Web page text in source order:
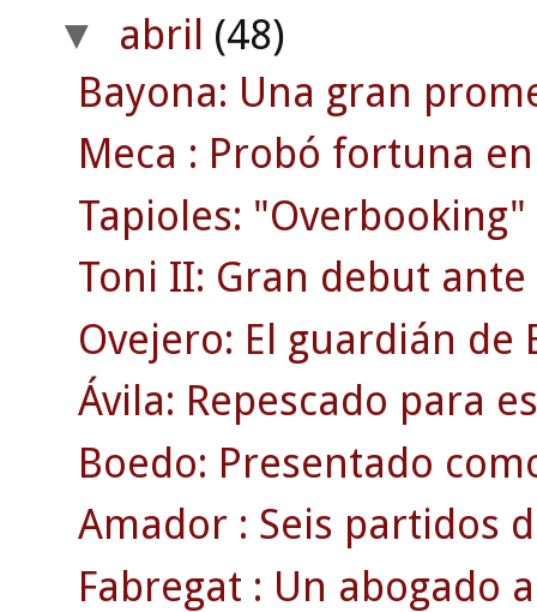
▼ abril (48)
Bayona: Una gran
Meca : Probó fortuna
Tapioles:
Toni II: Gran debut ante
Ovejero: El guardián de
Ávila: Repescado para
Boedo: Presentado
Amador : Seis partidos
Fabregat : Un abogado